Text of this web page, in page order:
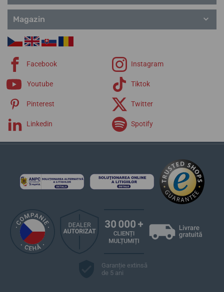
Magazin
Facebook Instagram
Youtube Tiktok
Pinterest Twitter
Linkedin Spotify
Garanție extinsă
de 5 ani